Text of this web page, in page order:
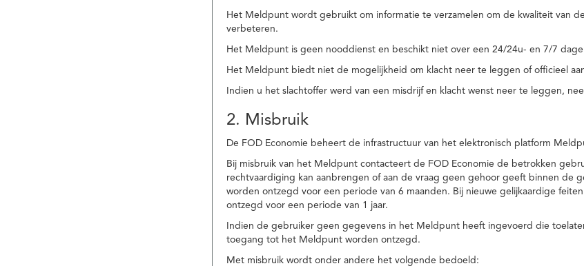
Het Meldpunt wordt gebruikt om informatie te verzamelen om de kwaliteit van
verbeteren.
Het Meldpunt is geen nooddienst en beschikt niet over een 24/24u- en 7/7
Het Meldpunt biedt niet de mogelijkheid om klacht neer te leggen of officieel
Indien u het slachtoffer werd van een misdrijf en klacht wenst neer te leggen,
2. Misbruik
De FOD Economie beheert de infrastructuur van het elektronisch platform
Bij misbruik van het Meldpunt contacteert de FOD Economie de betrokken
rechtvaardiging kan aanbrengen of aan de vraag geen gehoor geeft binnen
worden ontzegd voor een periode van 6 maanden. Bij nieuwe gelijkaardige
ontzegd voor een periode van 1 jaar.
Indien de gebruiker geen gegevens in het Meldpunt heeft ingevoerd die
toegang tot het Meldpunt worden ontzegd.
Met misbruik wordt onder andere het volgende bedoeld: